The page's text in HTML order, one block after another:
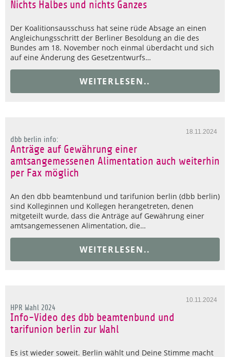
Nichts Halbes und nichts Ganzes
Der Koalitionsausschuss hat seine rüde Absage an einen
Angleichungsschritt der Berliner Besoldung an die des
Bundes am 18. November noch einmal überdacht und sich
auf eine Änderung des Gesetzentwurfs…
WEITERLESEN..
18.11.2024
dbb berlin info:
Anträge auf Gewährung einer
amtsangemessenen Alimentation auch weiterhin
per Fax möglich
An den dbb beamtenbund und tarifunion berlin (dbb berlin)
sind Kolleginnen und Kollegen herangetreten, denen
mitgeteilt wurde, dass die Anträge auf Gewährung einer
amtsangemessenen Alimentation, die…
WEITERLESEN..
10.11.2024
HPR Wahl 2024
Info-Video des dbb beamtenbund und
tarifunion berlin zur Wahl
Es ist wieder soweit. Berlin wählt und Deine Stimme macht